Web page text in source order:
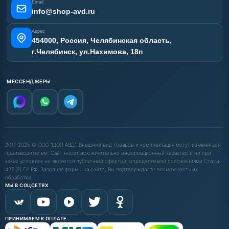
Email
info@shop-avd.ru
Адрес
454000, Россия, Челябинская область,
г.Челябинск, ул.Нахимова, 18п
МЕССЕНДЖЕРЫ
2017-2025 © ООО "ШОП АВД". Внешний вид товаров и комплектация могут изменяться
производителем. Сайт носит исключительно информационный характер и ни при
каких условиях не является публичной офертой, определяемой положениями Статьи
437 (2) ГК РФ. Заполняя формы на сайте, Вы подтверждаете возможность их
обработки.
МЫ В СОЦСЕТЯХ
ПРИНИМАЕМ К ОПЛАТЕ